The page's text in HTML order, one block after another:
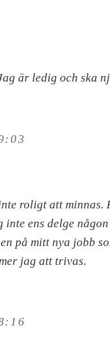
är ledig och ska
roligt att minnas.
inte ens delge
på mitt nya jobb
jag att trivas.